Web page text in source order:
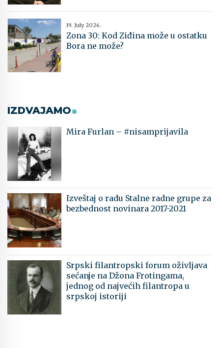
19. July 2026.
Zona 30: Kod Ziđina može u ostatku
Bora ne može?
IZDVAJAMO
Mira Furlan – #nisamprijavila
Izveštaj o radu Stalne radne grupe za
bezbednost novinara 2017-2021
Srpski filantropski forum oživljava
sećanje na Džona Frotingama,
jednog od najvećih filantropa u
srpskoj istoriji